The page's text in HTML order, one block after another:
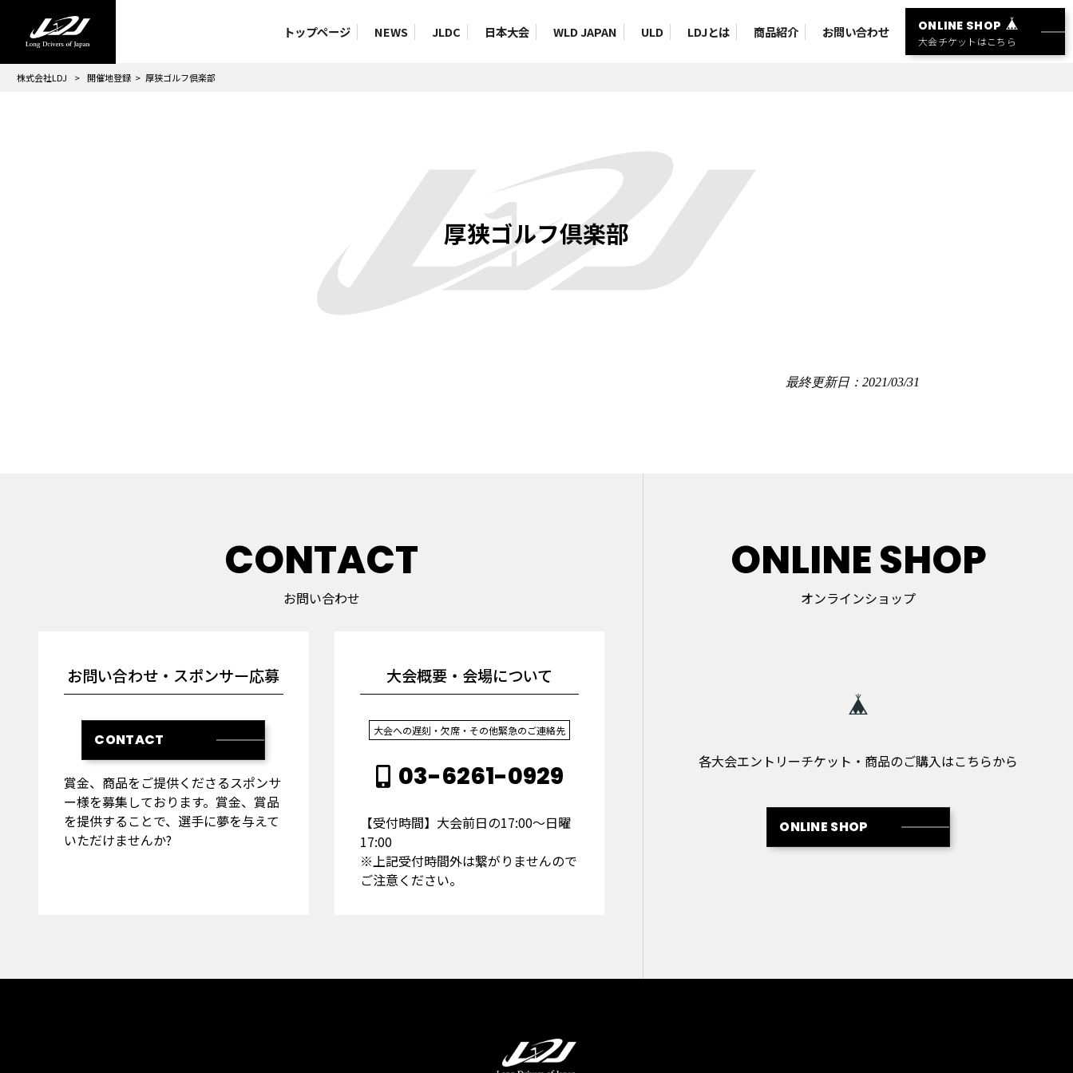
トップページ NEWS JLDC 日本大会 WLD JAPAN ULD LDJとは 商品紹介 お問い合わせ ONLINE SHOP
大会チケットはこちら
株式会社LDJ > 開催地登録 > 厚狭ゴルフ倶楽部
厚狭ゴルフ倶楽部
最終更新日：2021/03/31
CONTACT
お問い合わせ
お問い合わせ・スポンサー応募
CONTACT
賞金、商品をご提供くださるスポンサ
ー様を募集しております。賞金、賞品
を提供することで、選手に夢を与えて
いただけませんか?
大会概要・会場について
大会への遅刻・欠席・その他緊急のご連絡先
03-6261-0929
【受付時間】大会前日の17:00～日曜
17:00
※上記受付時間外は繋がりませんので
ご注意ください。
ONLINE SHOP
オンラインショップ
各大会エントリーチケット・商品のご購入はこちらから
ONLINE SHOP